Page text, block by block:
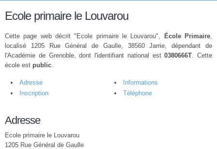
Ecole primaire le Louvarou
Cette page web décrit "Ecole primaire le Louvarou", École Primaire,
localisé 1205 Rue Général de Gaulle, 38560 Jarrie, dépendant de
l'Académie de Grenoble, dont l'identifiant national est0380666T. Cette
école est public.
Adresse
Informations
Inscription
Téléphone
Adresse
Ecole primaire le Louvarou
1205 Rue Général de Gaulle